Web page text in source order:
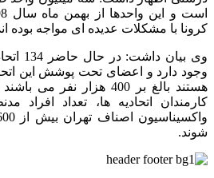
کرونا با مشکلات عدیده ای مواجه بوده
وی
وجود دارد و اعضای تحت پوشش این
هستند بالغ بر 400 هزار
کارمندان اتحادیه ها، تعداد افراد
شوند.